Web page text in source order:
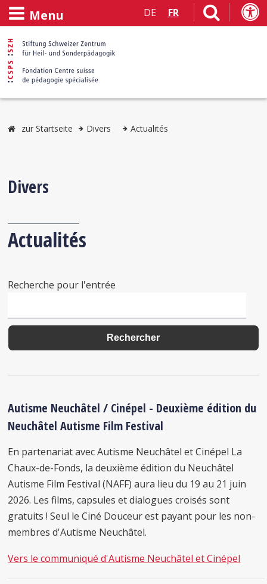
Menu DE FR
zur Startseite Divers Actualités
Divers
Actualités
Recherche pour l'entrée
Autisme Neuchâtel / Cinépel - Deuxième édition du
Neuchâtel Autisme Film Festival
En partenariat avec Autisme Neuchâtel et Cinépel La
Chaux-de-Fonds, la deuxième édition du Neuchâtel
Autisme Film Festival (NAFF) aura lieu du 19 au 21 juin
2026. Les films, capsules et dialogues croisés sont
gratuits ! Seul le Ciné Douceur est payant pour les non-
membres d'Autisme Neuchâtel.
Vers le communiqué d'Autisme Neuchâtel et Cinépel